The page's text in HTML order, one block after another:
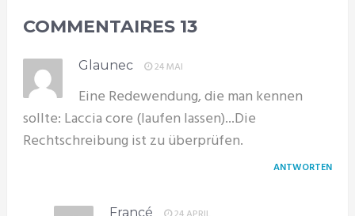
COMMENTAIRES 13
Glaunec 24 MAI
Eine Redewendung, die man kennen
sollte: Laccia core (laufen lassen)...Die
Rechtschreibung ist zu überprüfen.
ANTWORTEN
Francé